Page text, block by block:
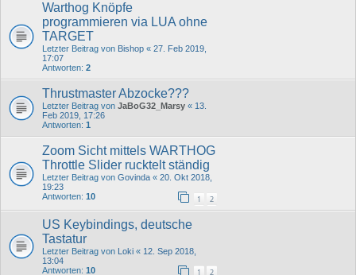
Warthog Knöpfe
programmieren via LUA ohne
TARGET
Letzter Beitrag von Bishop « 27. Feb 2019,
17:07
Antworten: 2
Thrustmaster Abzocke???
Letzter Beitrag von JaBoG32_Marsy « 13.
Feb 2019, 17:26
Antworten: 1
Zoom Sicht mittels WARTHOG
Throttle Slider rucktelt ständig
Letzter Beitrag von Govinda « 20. Okt 2018,
19:23
Antworten: 10 1 2
US Keybindings, deutsche
Tastatur
Letzter Beitrag von Loki « 12. Sep 2018,
13:04
Antworten: 10 1 2